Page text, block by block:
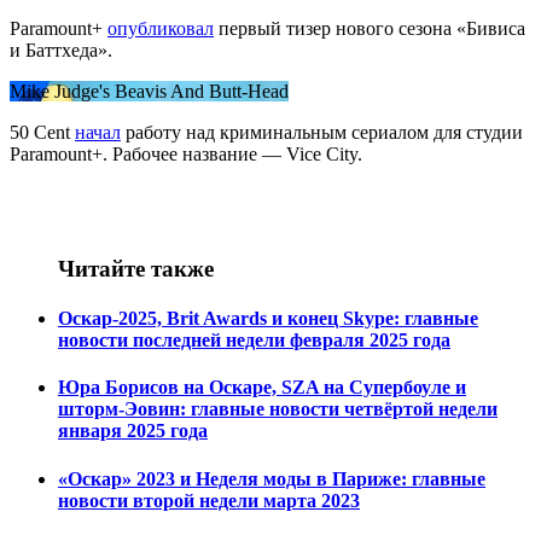
Paramount+ опубликовал первый тизер нового сезона «Бивиса
и Баттхеда».
Mike Judge's Beavis And Butt-Head
50 Сent начал работу над криминальным сериалом для студии
Paramount+. Рабочее название — Vice City.
Читайте также
Оскар-2025, Brit Awards и конец Skype: главные
новости последней недели февраля 2025 года
Юра Борисов на Оскаре, SZA на Супербоуле и
шторм-Эовин: главные новости четвёртой недели
января 2025 года
«Оскар» 2023 и Неделя моды в Париже: главные
новости второй недели марта 2023